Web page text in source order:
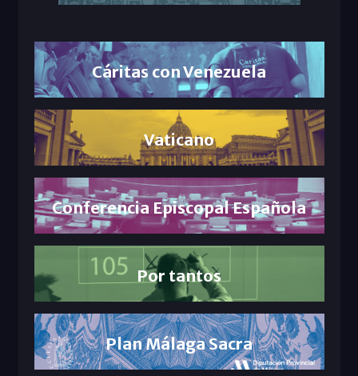
Cáritas con Venezuela
Vaticano
Conferencia Episcopal Española
Por tantos
Plan Málaga Sacra